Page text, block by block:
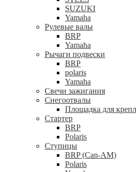
SUZUKI
Yamaha
Рулевые валы
BRP
Yamaha
Рычаги подвески
BRP
polaris
Yamaha
Свечи зажигания
Снегоотвалы
Площадка для
Стартер
BRP
Polaris
Ступицы
BRP (Can-AM)
Polaris